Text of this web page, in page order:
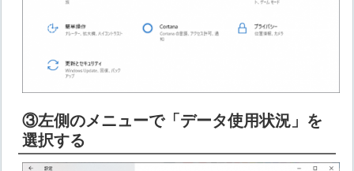
③左側のメニューで「データ使用状況」を
選択する